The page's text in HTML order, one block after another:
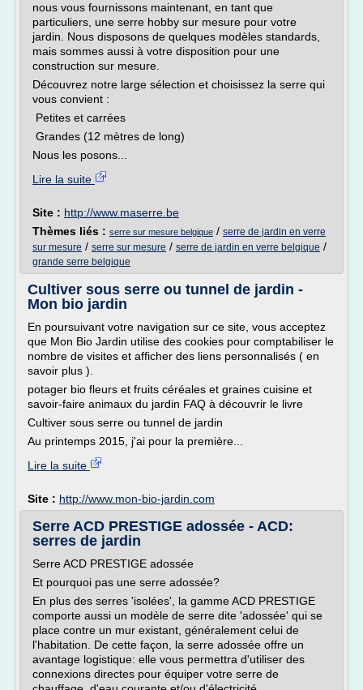
nous vous fournissons maintenant, en tant que
particuliers, une serre hobby sur mesure pour votre
jardin. Nous disposons de quelques modèles standards,
mais sommes aussi à votre disposition pour une
construction sur mesure.
Découvrez notre large sélection et choisissez la serre qui
vous convient :
Petites et carrées
Grandes (12 mètres de long)
Nous les posons...
Lire la suite
Site : http://www.maserre.be
Thèmes liés : serre sur mesure belgique / serre de jardin en verre
sur mesure / serre sur mesure / serre de jardin en verre belgique /
grande serre belgique
Cultiver sous serre ou tunnel de jardin -
Mon bio jardin
En poursuivant votre navigation sur ce site, vous acceptez
que Mon Bio Jardin utilise des cookies pour comptabiliser le
nombre de visites et afficher des liens personnalisés ( en
savoir plus ).
potager bio fleurs et fruits céréales et graines cuisine et
savoir-faire animaux du jardin FAQ à découvrir le livre
Cultiver sous serre ou tunnel de jardin
Au printemps 2015, j'ai pour la première...
Lire la suite
Site : http://www.mon-bio-jardin.com
Serre ACD PRESTIGE adossée - ACD:
serres de jardin
Serre ACD PRESTIGE adossée
Et pourquoi pas une serre adossée?
En plus des serres 'isolées', la gamme ACD PRESTIGE
comporte aussi un modèle de serre dite 'adossée' qui se
place contre un mur existant, généralement celui de
l'habitation. De cette façon, la serre adossée offre un
avantage logistique: elle vous permettra d'utiliser des
connexions directes pour équiper votre serre de